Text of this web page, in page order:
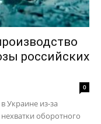
российских
0
Украине из-за
оборотного